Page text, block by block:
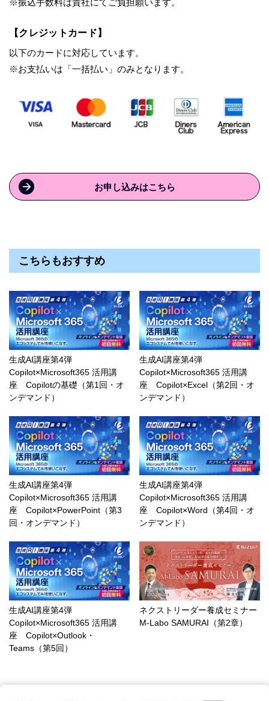
※振込手数料は貴社にてご負担願います。
【クレジットカード】
以下のカードに対応しています。
※お支払いは「一括払い」のみとなります。
お申し込みはこちら
こちらもおすすめ
生成AI講座第4弾
Copilot×Microsoft365 活用講
座 Copilotの基礎（第1回・オ
ンデマンド）
生成AI講座第4弾
Copilot×Microsoft365 活用講
座 Copilot×Excel（第2回・オ
ンデマンド）
生成AI講座第4弾
Copilot×Microsoft365 活用講
座 Copilot×PowerPoint（第3
回・オンデマンド）
生成AI講座第4弾
Copilot×Microsoft365 活用講
座 Copilot×Word（第4回・オ
ンデマンド）
生成AI講座第4弾
Copilot×Microsoft365 活用講
座 Copilot×Outlook・
Teams（第5回）
ネクストリーダー養成セミナー
M-Labo SAMURAI（第2章）